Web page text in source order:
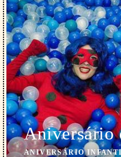
Aniversário
ANIVERSÁRIO